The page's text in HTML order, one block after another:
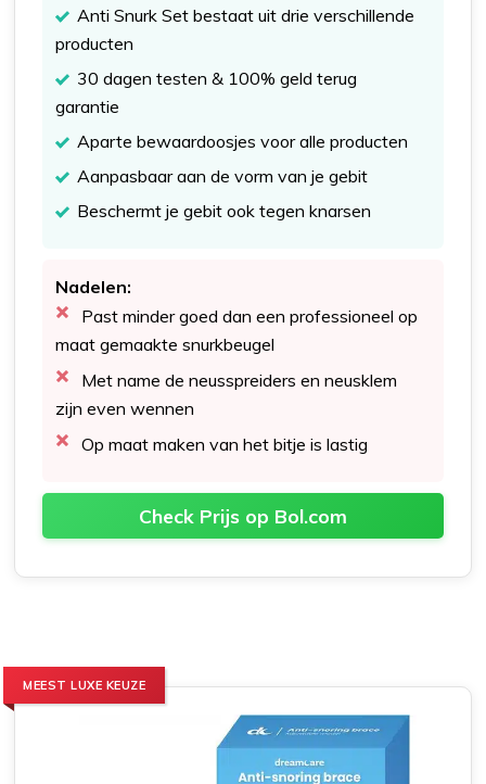
Anti Snurk Set bestaat uit drie verschillende
producten
30 dagen testen & 100% geld terug
garantie
Aparte bewaardoosjes voor alle producten
Aanpasbaar aan de vorm van je gebit
Beschermt je gebit ook tegen knarsen
Nadelen:
Past minder goed dan een professioneel op
maat gemaakte snurkbeugel
Met name de neusspreiders en neusklem
zijn even wennen
Op maat maken van het bitje is lastig
Check Prijs op Bol.com
MEEST LUXE KEUZE